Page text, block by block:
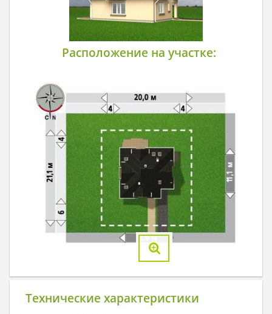
Расположение на участке:
Технические характеристики